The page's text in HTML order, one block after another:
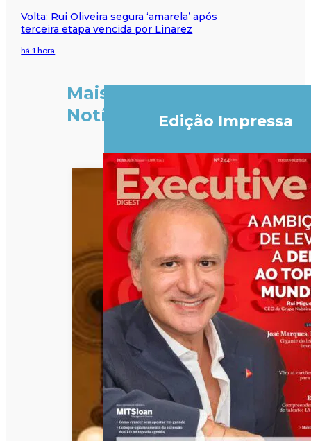
Volta: Rui Oliveira segura ‘amarela’ após
terceira etapa vencida por Linarez
há 1 hora
Mais
Notícias
Edição Impressa